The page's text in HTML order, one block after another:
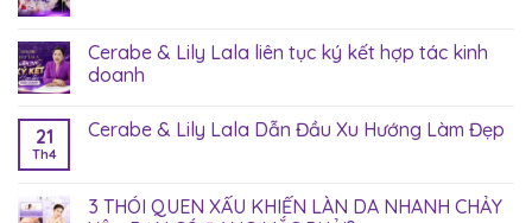
Cerabe & Lily Lala liên tục ký kết hợp tác kinh
doanh
21
Th4
Cerabe & Lily Lala Dẫn Đầu Xu Hướng Làm Đẹp
3 THÓI QUEN XẤU KHIẾN LÀN DA NHANH CHẢY